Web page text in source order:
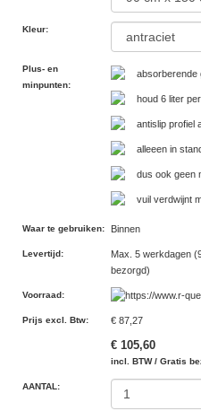
Kleur:
Plus- en
minpunten:
absorberende
houd 6 liter
antislip profiel
alleeen in
dus ook geen
vuil verdwijnt
Waar te gebruiken: Binnen
Levertijd :
Max. 5 werkdagen
bezorgd)
Voorraad :
Prijs excl. Btw: € 87,27
€ 105,60
incl. BTW / Gratis
AANTAL: